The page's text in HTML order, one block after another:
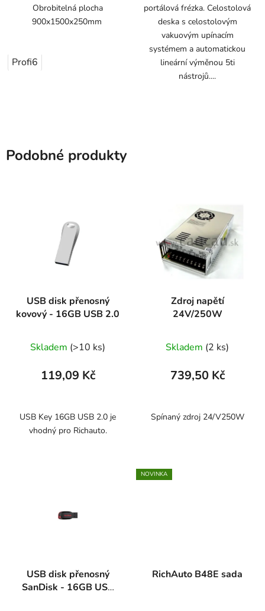
Obrobitelná plocha
900x1500x250mm
Profi6
portálová frézka. Celostolová
deska s celostolovým
vakuovým upínacím
systémem a automatickou
lineární výměnou 5ti
nástrojů....
Podobné produkty
USB disk přenosný
kovový - 16GB USB 2.0
Skladem (>10 ks)
119,09 Kč
USB Key 16GB USB 2.0 je
vhodný pro Richauto.
Zdroj napětí
24V/250W
Skladem (2 ks)
739,50 Kč
Spínaný zdroj 24/V250W
USB disk přenosný
SanDisk - 16GB USB
NOVINKA
RichAuto B48E sada